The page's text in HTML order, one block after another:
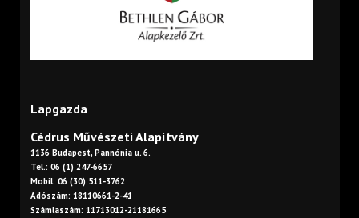
Lapgazda
Cédrus Művészeti Alapítvány
1136 Budapest, Pannónia u. 6.
Tel.: 06 (1) 247-6657
Mobil: 06 (30) 511-3762
Adószám: 18110661-2-41
Számlaszám: 11713012-21181665